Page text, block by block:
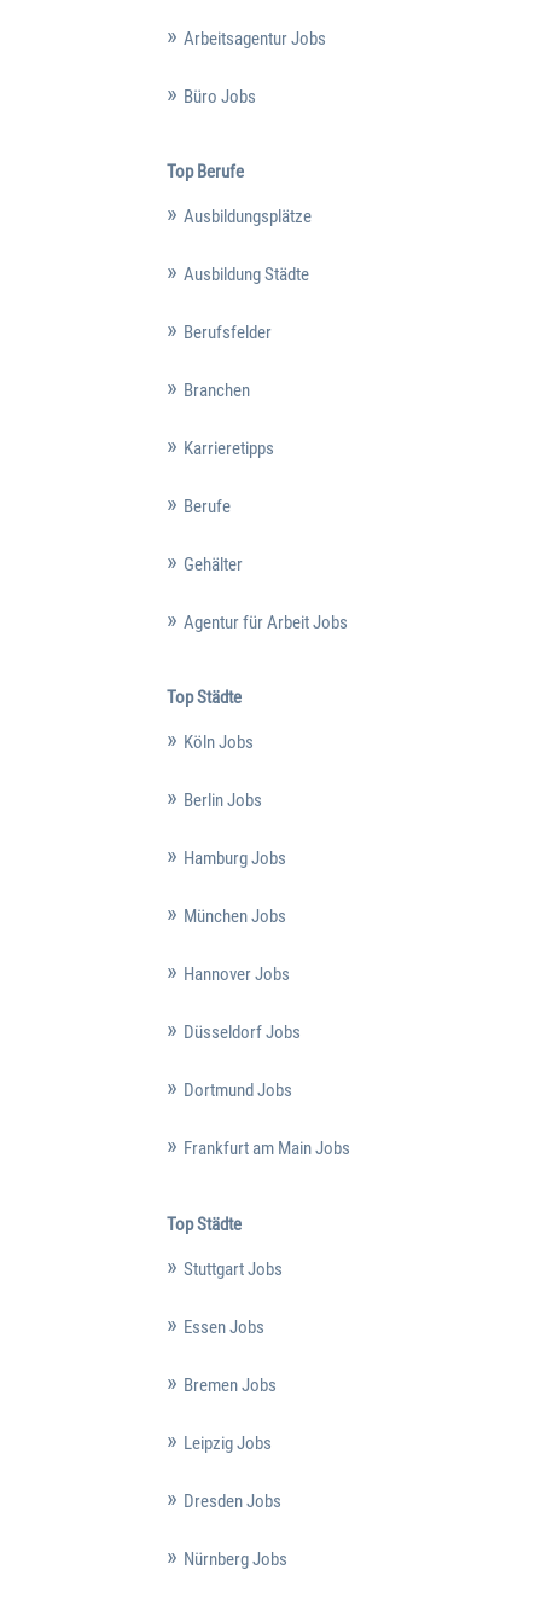
Arbeitsagentur Jobs
Büro Jobs
Top Berufe
Ausbildungsplätze
Ausbildung Städte
Berufsfelder
Branchen
Karrieretipps
Berufe
Gehälter
Agentur für Arbeit Jobs
Top Städte
Köln Jobs
Berlin Jobs
Hamburg Jobs
München Jobs
Hannover Jobs
Düsseldorf Jobs
Dortmund Jobs
Frankfurt am Main Jobs
Top Städte
Stuttgart Jobs
Essen Jobs
Bremen Jobs
Leipzig Jobs
Dresden Jobs
Nürnberg Jobs